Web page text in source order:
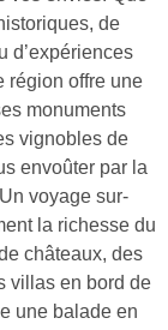
de
d’expériences
région offre une
monuments
vignobles de
envoûter par la
voyage sur-
la richesse du
châteaux, des
villas en bord de
une balade en